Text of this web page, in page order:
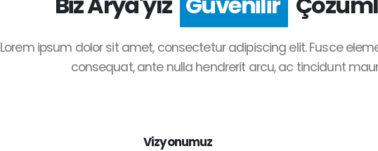
Lorem ipsum dolor sit amet, consectetur adipiscing elit. Fusce
consequat, ante nulla hendrerit arcu, ac tincidunt
Vizyonumuz